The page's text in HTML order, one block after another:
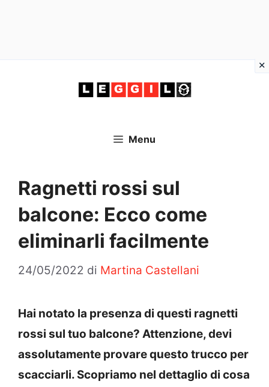
Menu
Ragnetti rossi sul
balcone: Ecco come
eliminarli facilmente
24/05/2022 di Martina Castellani
Hai notato la presenza di questi ragnetti
rossi sul tuo balcone? Attenzione, devi
assolutamente provare questo trucco per
scacciarli. Scopriamo nel dettaglio di cosa